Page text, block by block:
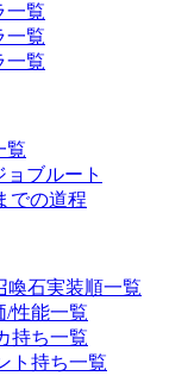
一覧
一覧
一覧
覧
ブルート
での道程
喚石実装順一覧
/性能一覧
持ち一覧
ト持ち一覧